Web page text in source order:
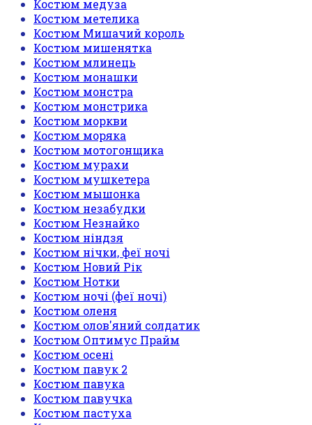
Костюм медуза
Костюм метелика
Костюм Мишачий король
Костюм мишенятка
Костюм млинець
Костюм монашки
Костюм монстра
Костюм монстрика
Костюм моркви
Костюм моряка
Костюм мотогонщика
Костюм мурахи
Костюм мушкетера
Костюм мышонка
Костюм незабудки
Костюм Незнайко
Костюм ніндзя
Костюм нічки, феї ночі
Костюм Новий Рік
Костюм Нотки
Костюм ночі (феї ночі)
Костюм оленя
Костюм олов'яний солдатик
Костюм Оптимус Прайм
Костюм осені
Костюм павук 2
Костюм павука
Костюм павучка
Костюм пастуха